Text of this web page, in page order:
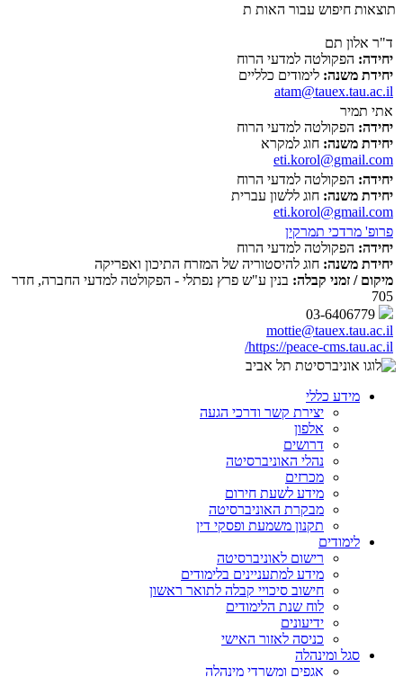
תוצאות חיפוש עבור האות ת
ד"ר אלון תם
יחידה: הפקולטה למדעי הרוח
יחידת משנה: לימודים כלליים
atam@tauex.tau.ac.il
אתי תמיר
יחידה: הפקולטה למדעי הרוח
יחידת משנה: חוג למקרא
eti.korol@gmail.com
יחידה: הפקולטה למדעי הרוח
יחידת משנה: חוג ללשון עברית
eti.korol@gmail.com
פרופ' מרדכי תמרקין
יחידה: הפקולטה למדעי הרוח
יחידת משנה: חוג להיסטוריה של המזרח התיכון ואפריקה
מיקום / זמני קבלה: בנין ע"ש פרץ נפתלי - הפקולטה למדעי החברה, חדר
705
mottie@tauex.tau.ac.il
https://peace-cms.tau.ac.il/
מידע כללי
יצירת קשר ודרכי הגעה
אלפון
דרושים
נהלי האוניברסיטה
מכרזים
מידע לשעת חירום
מבקרת האוניברסיטה
תקנון משמעת ופסקי דין
לימודים
רישום לאוניברסיטה
מידע למתעניינים בלימודים
חישוב סיכויי קבלה לתואר ראשון
לוח שנת הלימודים
ידיעונים
כניסה לאזור האישי
סגל ומינהלה
אגפים ומשרדי מינהלה